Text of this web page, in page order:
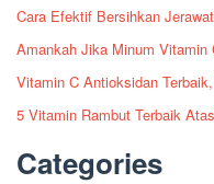
Cara Efektif Bersihkan
Amankah Jika Minum Vitamin
Vitamin C Antioksidan
5 Vitamin Rambut Terbaik
Categories